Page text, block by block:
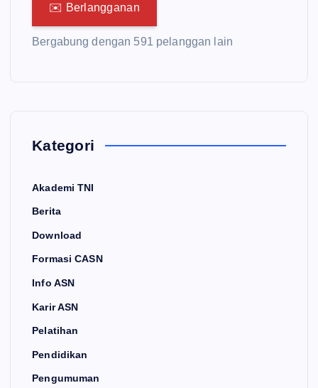
✉️ Berlangganan
Bergabung dengan 591 pelanggan lain
Kategori
Akademi TNI
Berita
Download
Formasi CASN
Info ASN
Karir ASN
Pelatihan
Pendidikan
Pengumuman